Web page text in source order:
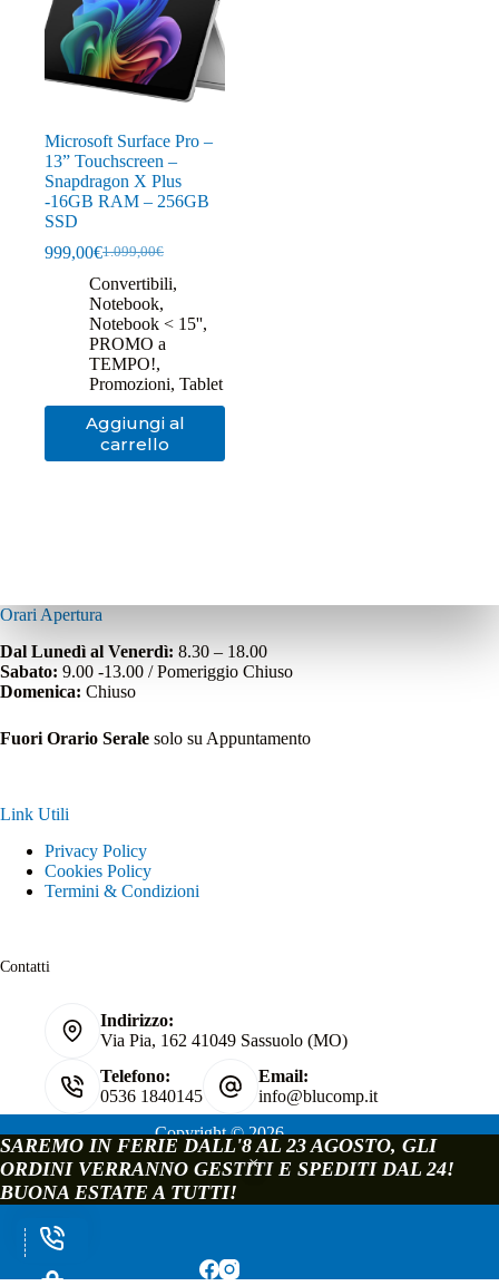
SAREMO IN FERIE DALL'8 AL 23 AGOSTO, GLI
ORDINI VERRANNO GESTITI E SPEDITI DAL 24!
BUONA ESTATE A TUTTI!
Microsoft Surface Pro –
13” Touchscreen –
Snapdragon X Plus
-16GB RAM – 256GB
SSD
1.099,00€
Il
prezzo
originale
era:
1.099,00€.
999,00€Il
prezzo
attuale
è:
999,00€.
Convertibili,
Notebook,
Notebook < 15'',
PROMO a
TEMPO!,
Promozioni, Tablet
Aggiungi al
carrello
Orari Apertura
Dal Lunedì al Venerdì: 8.30 – 18.00
Sabato: 9.00 -13.00 / Pomeriggio Chiuso
Domenica: Chiuso
Fuori Orario Serale solo su Appuntamento
Link Utili
Privacy Policy
Cookies Policy
Termini & Condizioni
Contatti
Indirizzo:
Via Pia, 162 41049 Sassuolo (MO)
Telefono:
0536 1840145
Email:
info@blucomp.it
Copyright © 2026
Blucomp Snc di Padovani Matteo e c.
P.IVA e C.F. 02241070362
Via Pia, 162 - 41049 Sassuolo - Modena